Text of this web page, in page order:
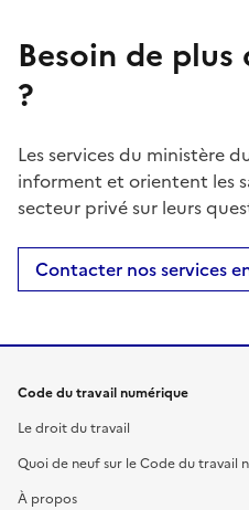
Besoin de
?
Les services du ministère
informent et orientent les
secteur privé sur leurs
Contacter nos services
Code du travail numérique
Le droit du travail
Quoi de neuf sur le Code du travail
À propos